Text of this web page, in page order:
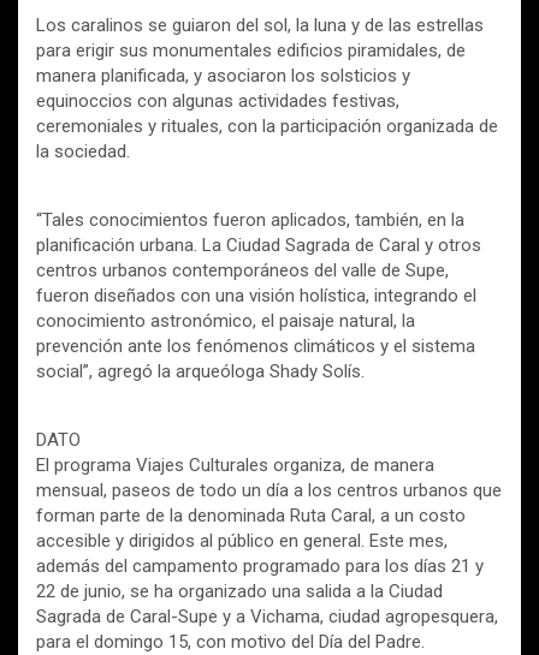
Los caralinos se guiaron del sol, la luna y de las estrellas
para erigir sus monumentales edificios piramidales, de
manera planificada, y asociaron los solsticios y
equinoccios con algunas actividades festivas,
ceremoniales y rituales, con la participación organizada de
la sociedad.
“Tales conocimientos fueron aplicados, también, en la
planificación urbana. La Ciudad Sagrada de Caral y otros
centros urbanos contemporáneos del valle de Supe,
fueron diseñados con una visión holística, integrando el
conocimiento astronómico, el paisaje natural, la
prevención ante los fenómenos climáticos y el sistema
social”, agregó la arqueóloga Shady Solís.
DATO
El programa Viajes Culturales organiza, de manera
mensual, paseos de todo un día a los centros urbanos que
forman parte de la denominada Ruta Caral, a un costo
accesible y dirigidos al público en general. Este mes,
además del campamento programado para los días 21 y
22 de junio, se ha organizado una salida a la Ciudad
Sagrada de Caral-Supe y a Vichama, ciudad agropesquera,
para el domingo 15, con motivo del Día del Padre.